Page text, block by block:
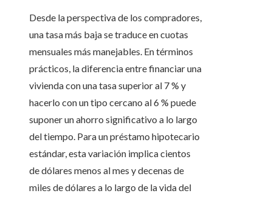
Desde la perspectiva de los compradores,
una tasa más baja se traduce en cuotas
mensuales más manejables. En términos
prácticos, la diferencia entre financiar una
vivienda con una tasa superior al 7 % y
hacerlo con un tipo cercano al 6 % puede
suponer un ahorro significativo a lo largo
del tiempo. Para un préstamo hipotecario
estándar, esta variación implica cientos
de dólares menos al mes y decenas de
miles de dólares a lo largo de la vida del